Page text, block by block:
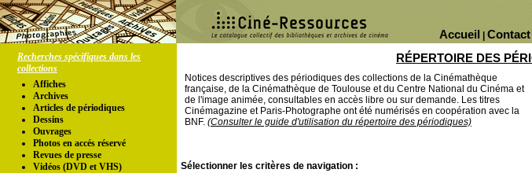
Contact
Accueil
Recherches spécifiques dans les
collections
Affiches
Archives
Articles de périodiques
Dessins
Ouvrages
Photos en accés réservé
Revues de presse
Vidéos (DVD et VHS)
RÉPERTOIRE DES
Notices descriptives des périodiques des collections de la Cinémathèque
française, de la Cinémathèque de Toulouse et du Centre National du Cinéma et
de l'image animée, consultables en accès libre ou sur demande. Les titres
Cinémagazine et Paris-Photographe ont été numérisés en coopération avec la
BNF. (Consulter le guide d'utilisation du répertoire des périodiques)
Sélectionner les critères de navigation :